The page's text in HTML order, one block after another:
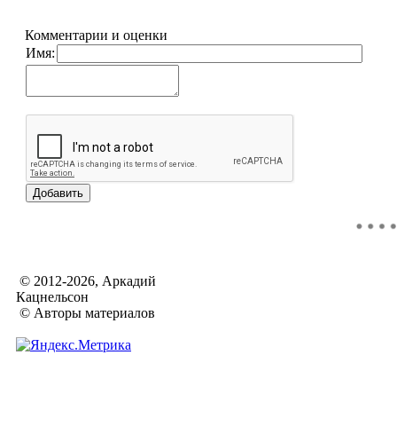
Комментарии и оценки
Имя:
© 2012-2026, Аркадий
Кацнельсон
© Авторы материалов